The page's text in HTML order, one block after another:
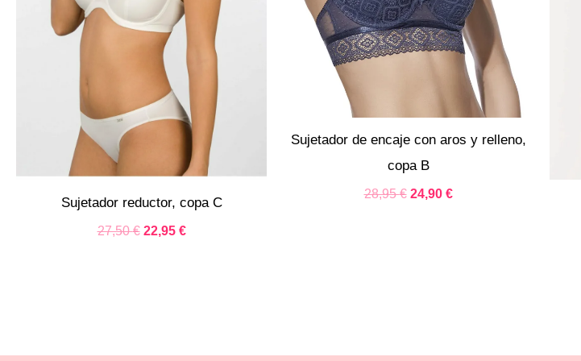
Sujetador reductor, copa C
27,50€ 22,95 €
Sujetador de encaje con aros y relleno,
copa B
28,95€ 24,90 €